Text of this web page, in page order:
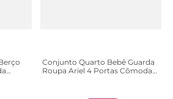
Conjunto Quarto Bebê Guarda
Roupa Ariel 4 Portas Cômoda